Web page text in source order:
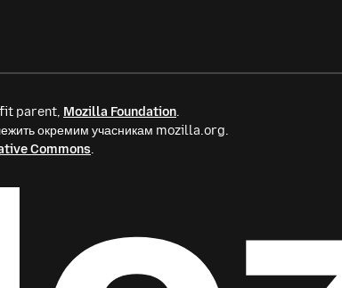
parent, Mozilla Foundation.
окремим учасникам mozilla.org.
Commons.